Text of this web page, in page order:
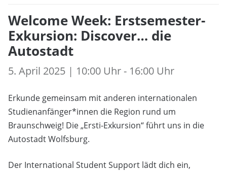
Welcome Week: Erstsemester-
Exkursion: Discover… die
Autostadt
5. April 2025 | 10:00 Uhr - 16:00 Uhr
Erkunde gemeinsam mit anderen internationalen
Studienanfänger*innen die Region rund um
Braunschweig! Die „Ersti-Exkursion“ führt uns in die
Autostadt Wolfsburg.
Der International Student Support lädt dich ein,